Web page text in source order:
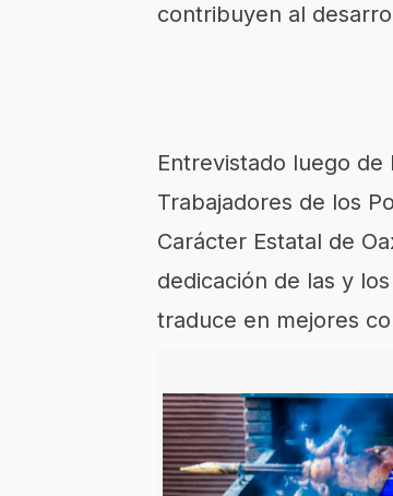
contribuyen al
Entrevistado luego de
Trabajadores de los
Carácter Estatal de
dedicación de las y
traduce en mejores